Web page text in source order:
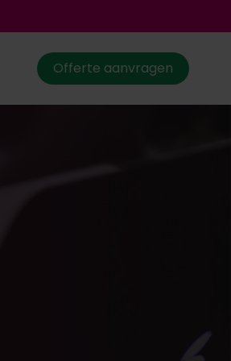
Offerte aanvragen